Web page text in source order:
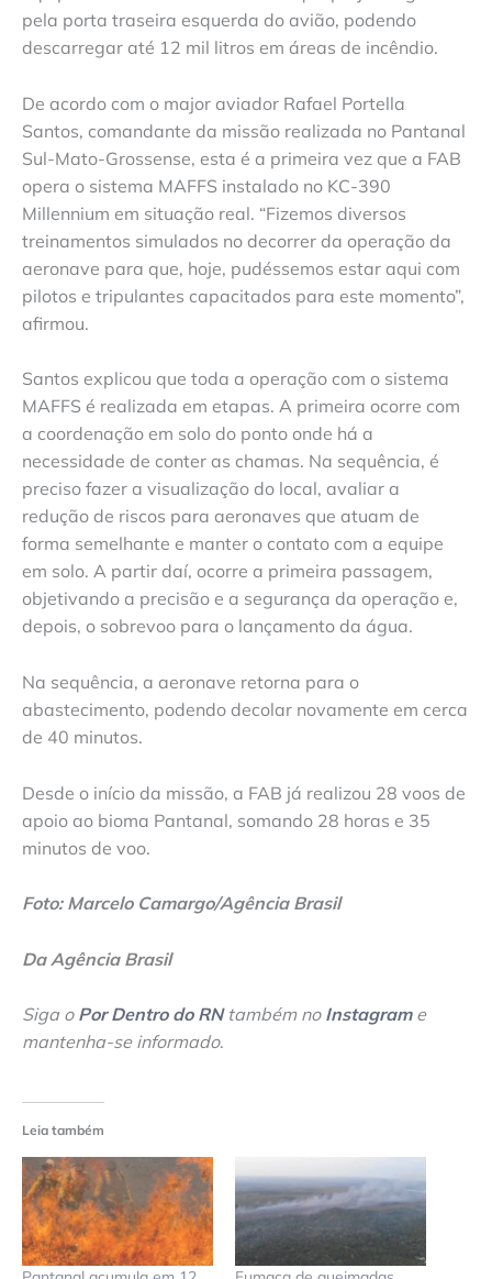
pela porta traseira esquerda do avião, podendo
descarregar até 12 mil litros em áreas de incêndio.
De acordo com o major aviador Rafael Portella
Santos, comandante da missão realizada no Pantanal
Sul-Mato-Grossense, esta é a primeira vez que a FAB
opera o sistema MAFFS instalado no KC-390
Millennium em situação real. “Fizemos diversos
treinamentos simulados no decorrer da operação da
aeronave para que, hoje, pudéssemos estar aqui com
pilotos e tripulantes capacitados para este momento”,
afirmou.
Santos explicou que toda a operação com o sistema
MAFFS é realizada em etapas. A primeira ocorre com
a coordenação em solo do ponto onde há a
necessidade de conter as chamas. Na sequência, é
preciso fazer a visualização do local, avaliar a
redução de riscos para aeronaves que atuam de
forma semelhante e manter o contato com a equipe
em solo. A partir daí, ocorre a primeira passagem,
objetivando a precisão e a segurança da operação e,
depois, o sobrevoo para o lançamento da água.
Na sequência, a aeronave retorna para o
abastecimento, podendo decolar novamente em cerca
de 40 minutos.
Desde o início da missão, a FAB já realizou 28 voos de
apoio ao bioma Pantanal, somando 28 horas e 35
minutos de voo.
Foto: Marcelo Camargo/Agência Brasil
Da Agência Brasil
Siga o Por Dentro do RNtambém no Instagrame
mantenha-se informado.
Leia também